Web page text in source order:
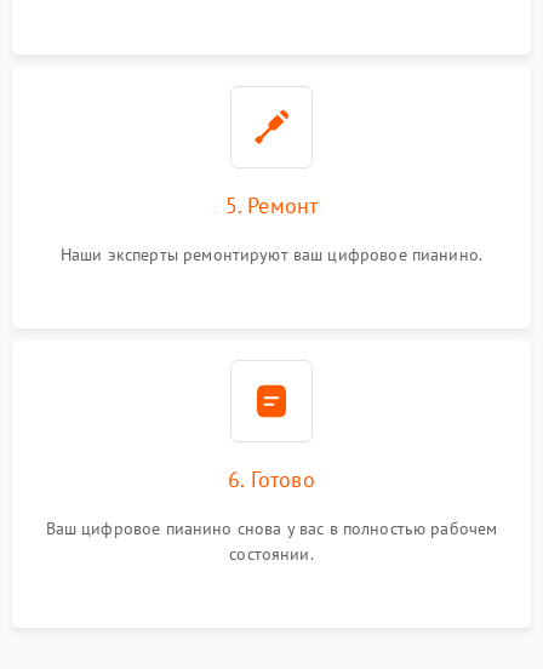
5. Ремонт
Наши эксперты ремонтируют ваш цифровое пианино.
6. Готово
Ваш цифровое пианино снова у вас в полностью рабочем
состоянии.